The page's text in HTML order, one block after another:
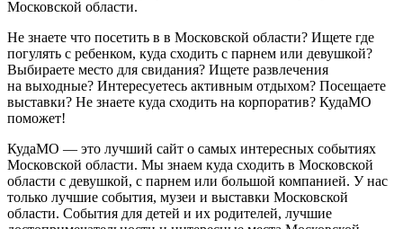
Московской области.
Не знаете что посетить в в Московской области? Ищете где
погулять с ребенком, куда сходить с парнем или девушкой?
Выбираете место для свидания? Ищете развлечения
на выходные? Интересуетесь активным отдыхом? Посещаете
выставки? Не знаете куда сходить на корпоратив? КудаМО
поможет!
КудаМО — это лучший сайт о самых интересных событиях
Московской области. Мы знаем куда сходить в Московской
области с девушкой, с парнем или большой компанией. У нас
только лучшие события, музеи и выставки Московской
области. События для детей и их родителей, лучшие